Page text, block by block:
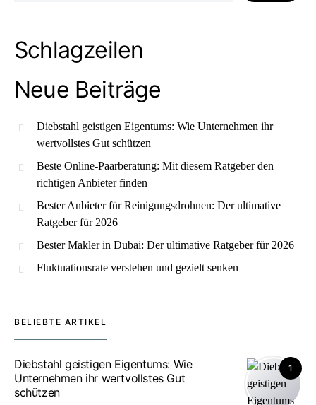
Schlagzeilen
Neue Beiträge
Diebstahl geistigen Eigentums: Wie Unternehmen ihr
wertvollstes Gut schützen
Beste Online-Paarberatung: Mit diesem Ratgeber den
richtigen Anbieter finden
Bester Anbieter für Reinigungsdrohnen: Der ultimative
Ratgeber für 2026
Bester Makler in Dubai: Der ultimative Ratgeber für 2026
Fluktuationsrate verstehen und gezielt senken
BELIEBTE ARTIKEL
1
Diebstahl geistigen Eigentums: Wie
Unternehmen ihr wertvollstes Gut
schützen